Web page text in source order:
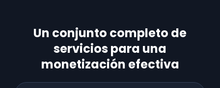
Un conjunto completo de
servicios para una
monetización efectiva